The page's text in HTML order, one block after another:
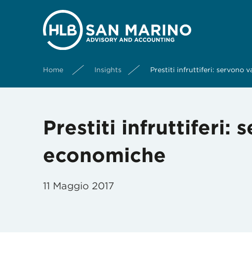
Home Insights Prestiti infruttiferi: servono
Prestiti infruttiferi:
economiche
11 Maggio 2017